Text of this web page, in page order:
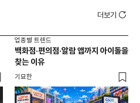
더보기
업종별 트렌드
백화점·편의점·알람 앱까지 아이돌을
찾는 이유
기묘한